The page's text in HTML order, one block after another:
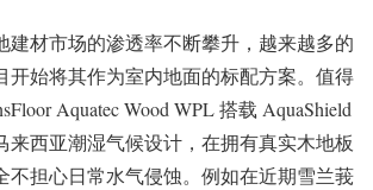
建材市场的渗透率不断攀升，越来越多的
开始将其作为室内地面的标配方案。值得
Aquatec Wood WPL 搭载 AquaShield
来西亚潮湿气候设计，在拥有真实木地板
不担心日常水气侵蚀。例如在近期雪兰莪